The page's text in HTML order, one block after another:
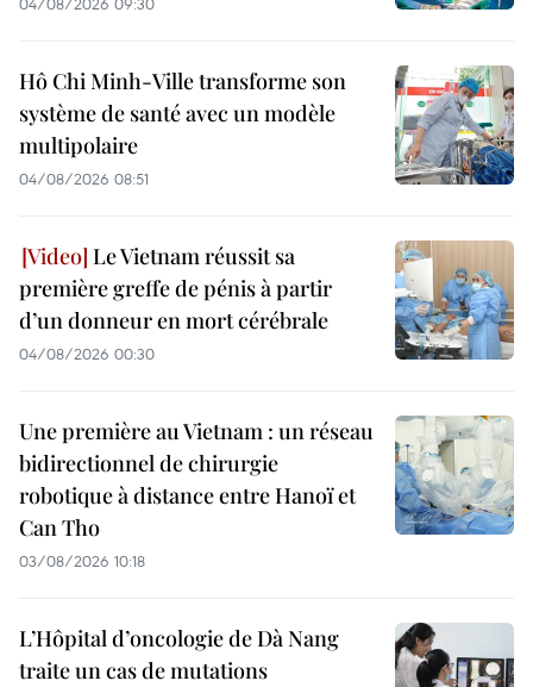
Hô Chi Minh-Ville transforme son
système de santé avec un modèle
multipolaire
04/08/2026 08:51
Le Vietnam réussit sa
première greffe de pénis à partir
d’un donneur en mort cérébrale
04/08/2026 00:30
Une première au Vietnam : un réseau
bidirectionnel de chirurgie
robotique à distance entre Hanoï et
Can Tho
03/08/2026 10:18
L’Hôpital d’oncologie de Dà Nang
traite un cas de mutations